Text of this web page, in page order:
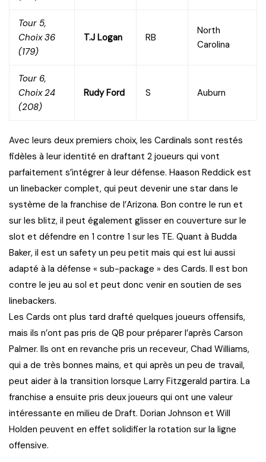
Tour 5,
Choix 36
(179)
T.J Logan RB
North
Carolina
Tour 6,
Choix 24
(208)
Rudy Ford S Auburn
Avec leurs deux premiers choix, les Cardinals sont restés
fidèles à leur identité en draftant 2 joueurs qui vont
parfaitement s’intégrer à leur défense. Haason Reddick est
un linebacker complet, qui peut devenir une star dans le
système de la franchise de l’Arizona. Bon contre le run et
sur les blitz, il peut également glisser en couverture sur le
slot et défendre en 1 contre 1 sur les TE. Quant à Budda
Baker, il est un safety un peu petit mais qui est lui aussi
adapté à la défense « sub-package » des Cards. Il est bon
contre le jeu au sol et peut donc venir en soutien de ses
linebackers.
Les Cards ont plus tard drafté quelques joueurs offensifs,
mais ils n’ont pas pris de QB pour préparer l’après Carson
Palmer. Ils ont en revanche pris un receveur, Chad Williams,
qui a de très bonnes mains, et qui après un peu de travail,
peut aider à la transition lorsque Larry Fitzgerald partira. La
franchise a ensuite pris deux joueurs qui ont une valeur
intéressante en milieu de Draft. Dorian Johnson et Will
Holden peuvent en effet solidifier la rotation sur la ligne
offensive.